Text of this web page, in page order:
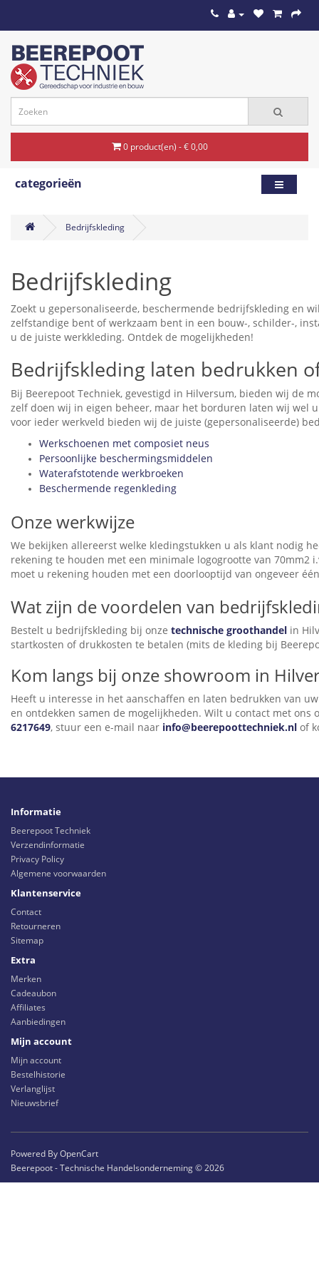
0 product(en) - € 0,00
categorieën
Bedrijfskleding
Bedrijfskleding
Zoekt u gepersonaliseerde, beschermende bedrijfskleding en
zelfstandige bent of werkzaam bent in een bouw-, schilder-,
u de juiste werkkleding. Ontdek de mogelijkheden!
Bedrijfskleding laten bedrukken
Bij Beerepoot Techniek, gevestigd in Hilversum, bieden wij de
zelf doen wij in eigen beheer, maar het borduren laten wij wel
voor ieder werkveld bieden wij de juiste (gepersonaliseerde)
Werkschoenen met composiet neus
Persoonlijke beschermingsmiddelen
Waterafstotende werkbroeken
Beschermende regenkleding
Onze werkwijze
We bekijken allereerst welke kledingstukken u als klant nodig
rekening te houden met een minimale logogrootte van 70mm2
moet u rekening houden met een doorlooptijd van ongeveer
Wat zijn de voordelen van
Bestelt u bedrijfskleding bij onze technische groothandel in
startkosten of drukkosten te betalen (mits de kleding bij
Kom langs bij onze showroom in
Heeft u interesse in het aanschaffen en laten bedrukken van
en ontdekken samen de mogelijkheden. Wilt u contact met
6217649, stuur een e-mail naar info@beerepoottechniek.nl of
Informatie
Beerepoot Techniek
Verzendinformatie
Privacy Policy
Algemene voorwaarden
Klantenservice
Contact
Retourneren
Sitemap
Extra
Merken
Cadeaubon
Affiliates
Aanbiedingen
Mijn account
Mijn account
Bestelhistorie
Verlanglijst
Nieuwsbrief
Powered By OpenCart
Beerepoot - Technische Handelsonderneming © 2026